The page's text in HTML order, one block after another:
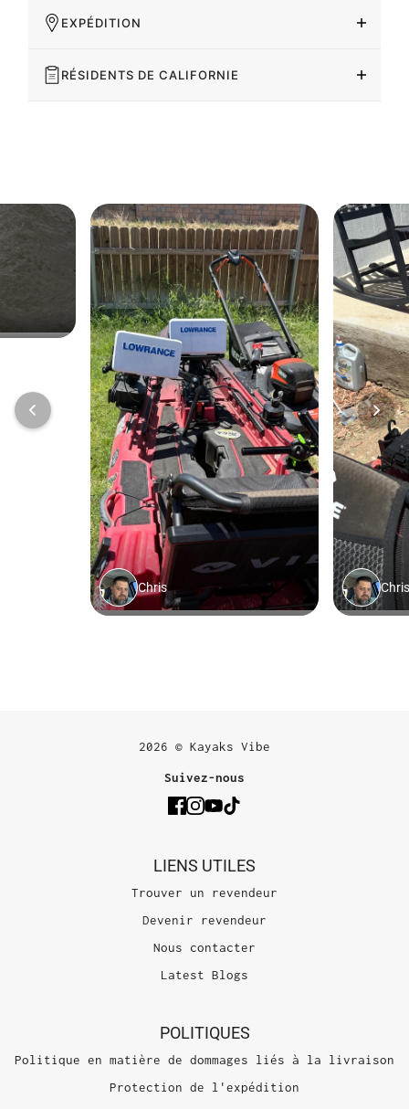
EXPÉDITION
RÉSIDENTS DE CALIFORNIE
2026 © Kayaks Vibe
Suivez-nous
LIENS UTILES
Trouver un revendeur
Devenir revendeur
Nous contacter
Latest Blogs
POLITIQUES
Politique en matière de dommages liés à la livraison
Protection de l'expédition